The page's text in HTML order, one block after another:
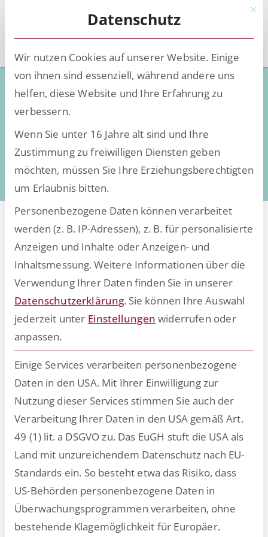
ESCRIBA Mediathek
Wissen & Trends filtern nach:
Whitepaper Archiv
Digitalisierung im
Personalwesen –
Chancen und
Herausforderungen
Wie Sie Ihre HR-Prozesse mit smarten
Lösungen optimieren, automatisieren
und fit für die Zukunft machen.
Mit
Datenschutz
Wir nutzen Cookies auf unserer Website. Einige
von ihnen sind essenziell, während andere uns
helfen, diese Website und Ihre Erfahrung zu
verbessern.
Wenn Sie unter 16 Jahre alt sind und Ihre
Zustimmung zu freiwilligen Diensten geben
möchten, müssen Sie Ihre Erziehungsberechtigten
um Erlaubnis bitten.
Personenbezogene Daten können verarbeitet
werden (z. B. IP-Adressen), z. B. für personalisierte
Anzeigen und Inhalte oder Anzeigen- und
Inhaltsmessung. Weitere Informationen über die
Verwendung Ihrer Daten finden Sie in unserer
Datenschutzerklärung. Sie können Ihre Auswahl
jederzeit unter Einstellungen widerrufen oder
anpassen.
Einige Services verarbeiten personenbezogene
Daten in den USA. Mit Ihrer Einwilligung zur
Nutzung dieser Services stimmen Sie auch der
Verarbeitung Ihrer Daten in den USA gemäß Art.
49 (1) lit. a DSGVO zu. Das EuGH stuft die USA als
Land mit unzureichendem Datenschutz nach EU-
Standards ein. So besteht etwa das Risiko, dass
US-Behörden personenbezogene Daten in
Überwachungsprogrammen verarbeiten, ohne
bestehende Klagemöglichkeit für Europäer.